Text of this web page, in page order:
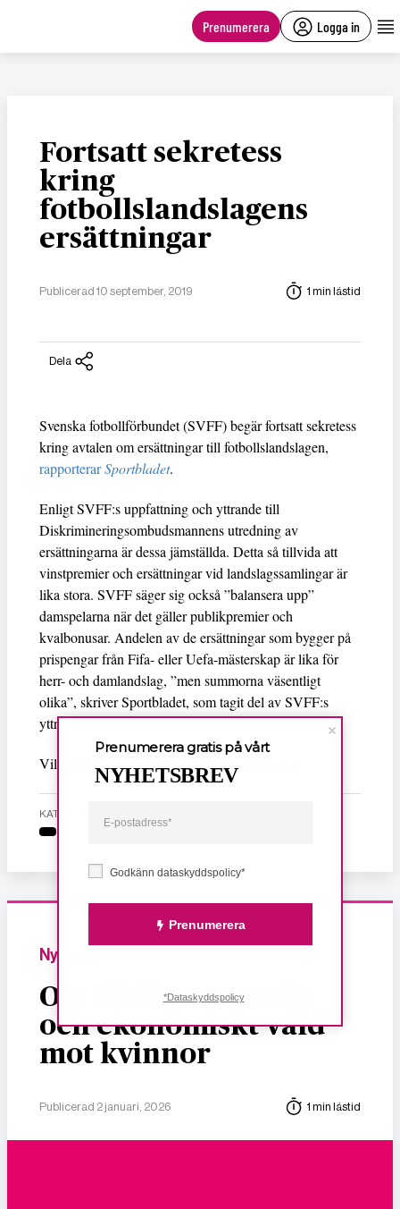
Prenumerera Logga in
Fortsatt sekretess
kring
fotbollslandslagens
ersättningar
Publicerad 10 september, 2019 1 min lästid
Dela
Svenska fotbollförbundet (SVFF) begär fortsatt sekretess
kring avtalen om ersättningar till fotbollslandslagen,
rapporterarSportbladet.
Enligt SVFF:s uppfattning och yttrande till
Diskrimineringsombudsmannens utredning av
ersättningarna är dessa jämställda. Detta så tillvida att
vinstpremier och ersättningar vid landslagssamlingar är
lika stora. SVFF säger sig också ”balansera upp”
damspelarna när det gäller publikpremier och
kvalbonusar. Andelen av de ersättningar som bygger på
prispengar från Fifa- eller Uefa-mästerskap är lika för
herr- och damlandslag, ”men summorna väsentligt
olika”, skriver Sportbladet, som tagit del av SVFF:s
yttrande.
Vilka summor det handlar om framgår dock inte.
KATEGORI
Nyheter
Om dödligt, sexuellt
och ekonomiskt våld
mot kvinnor
Publicerad 2 januari, 2026 1 min lästid
Godkänn dataskyddspolicy*
Prenumerera
Prenumerera gratis på vårt
NYHETSBREV
*Dataskyddspolicy